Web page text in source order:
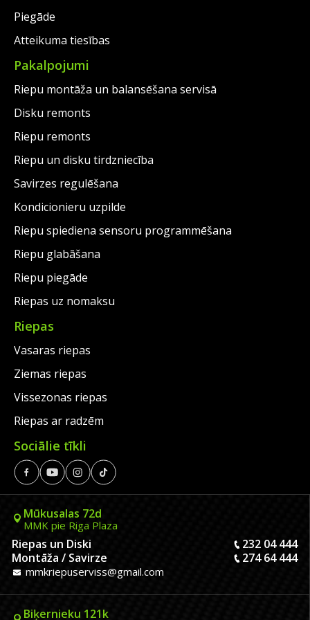
Piegāde
Atteikuma tiesības
Pakalpojumi
Riepu montāža un balansēšana servisā
Disku remonts
Riepu remonts
Riepu un disku tirdzniecība
Savirzes regulēšana
Kondicionieru uzpilde
Riepu spiediena sensoru programmēšana
Riepu glabāšana
Riepu piegāde
Riepas uz nomaksu
Riepas
Vasaras riepas
Ziemas riepas
Vissezonas riepas
Riepas ar radzēm
Sociālie tīkli
Mūkusalas 72d
MMK pie Riga Plaza
Riepas un Diski
232 04 444
Montāža / Savirze
274 64 444
mmkriepuserviss@gmail.com
Biķernieku 121k